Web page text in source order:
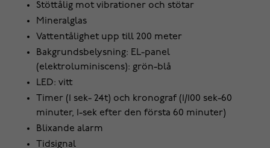
Stöttålig mot vibrationer och stötar
Mineralglas
Vattentålighet upp till 200 meter
Bakgrundsbelysning: EL-panel
(elektroluminiscens): grön-blå
LED: vitt
Timer (1 sek- 24t) och kronograf (1/100 sek-60
minuter, 1-sek efter den första 60 minuter)
Blixande alarm
Tidsignal